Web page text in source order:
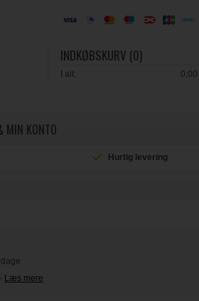
INDKØBSKURV (0)
I alt:
MIN KONTO
Hurtig levering
- Læs mere